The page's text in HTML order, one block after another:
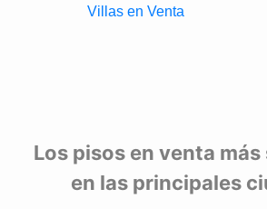
Villas en Venta
Los pisos en venta
en las principales